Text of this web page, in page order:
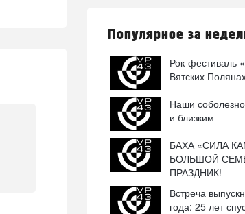
Популярное за
Рок-фестиваль
Вятских
Наши
и близким
БАХА «СИЛА
БОЛЬШОЙ
ПРАЗДНИК!
Встреча
года: 25 лет